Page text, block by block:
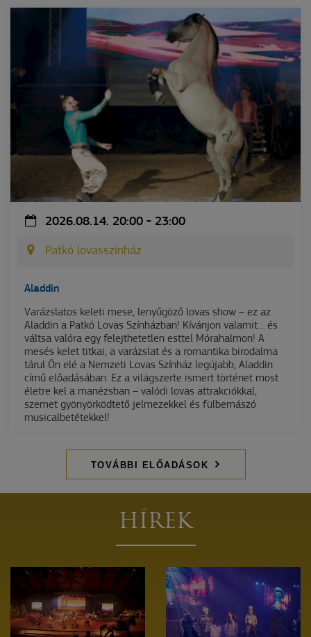
2026.08.14. 20:00 - 23:00
Patkó lovasszínház
Aladdin
Varázslatos keleti mese, lenyűgöző lovas show – ez az
Aladdin a Patkó Lovas Színházban! Kívánjon valamit… és
váltsa valóra egy felejthetetlen esttel Mórahalmon! A
mesés kelet titkai, a varázslat és a romantika birodalma
tárul Ön elé a Nemzeti Lovas Színház legújabb, Aladdin
című előadásában. Ez a világszerte ismert történet most
életre kel a manézsban – valódi lovas attrakciókkal,
szemet gyönyörködtető jelmezekkel és fülbemászó
musicalbetétekkel!
TOVÁBBI ELŐADÁSOK
HÍREK